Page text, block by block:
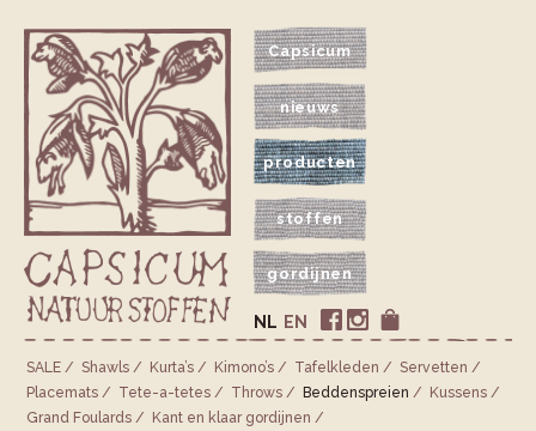
Capsicum
nieuws
producten
stoffen
gordijnen
EN
NL
SALE Shawls Kurta’s Kimono’s Tafelkleden
Servetten
Placemats
Tete-a-tetes Throws Bedden­spreien
Kussens
Grand Foulards
Kant en klaar gordijnen